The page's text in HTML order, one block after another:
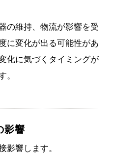
の維持、物流が影響を受
に変化が出る可能性があ
化に気づくタイミングが
。
影響
影響します。